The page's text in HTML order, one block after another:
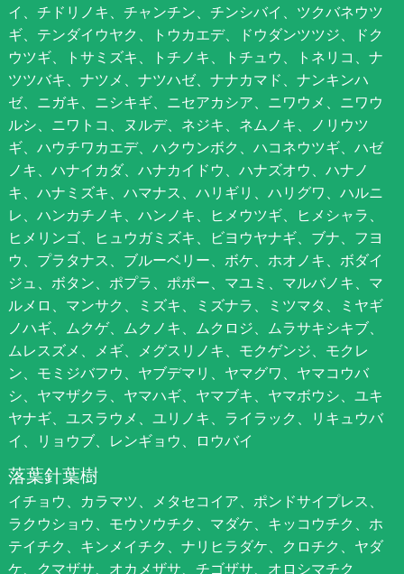
イ、チドリノキ、チャンチン、チンシバイ、ツクバネウツ
ギ、テンダイウヤク、トウカエデ、ドウダンツツジ、ドク
ウツギ、トサミズキ、トチノキ、トチュウ、トネリコ、ナ
ツツバキ、ナツメ、ナツハゼ、ナナカマド、ナンキンハ
ゼ、ニガキ、ニシキギ、ニセアカシア、ニワウメ、ニワウ
ルシ、ニワトコ、ヌルデ、ネジキ、ネムノキ、ノリウツ
ギ、ハウチワカエデ、ハクウンボク、ハコネウツギ、ハゼ
ノキ、ハナイカダ、ハナカイドウ、ハナズオウ、ハナノ
キ、ハナミズキ、ハマナス、ハリギリ、ハリグワ、ハルニ
レ、ハンカチノキ、ハンノキ、ヒメウツギ、ヒメシャラ、
ヒメリンゴ、ヒュウガミズキ、ビヨウヤナギ、ブナ、フヨ
ウ、プラタナス、ブルーベリー、ボケ、ホオノキ、ボダイ
ジュ、ボタン、ポプラ、ポポー、マユミ、マルバノキ、マ
ルメロ、マンサク、ミズキ、ミズナラ、ミツマタ、ミヤギ
ノハギ、ムクゲ、ムクノキ、ムクロジ、ムラサキシキブ、
ムレスズメ、メギ、メグスリノキ、モクゲンジ、モクレ
ン、モミジバフウ、ヤブデマリ、ヤマグワ、ヤマコウバ
シ、ヤマザクラ、ヤマハギ、ヤマブキ、ヤマボウシ、ユキ
ヤナギ、ユスラウメ、ユリノキ、ライラック、リキュウバ
イ、リョウブ、レンギョウ、ロウバイ
落葉針葉樹
イチョウ、カラマツ、メタセコイア、ポンドサイプレス、
ラクウショウ、モウソウチク、マダケ、キッコウチク、ホ
テイチク、キンメイチク、ナリヒラダケ、クロチク、ヤダ
ケ、クマザサ、オカメザサ、チゴザサ、オロシマチク